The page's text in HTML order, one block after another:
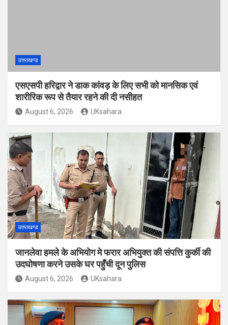
उत्तराखण्ड
एसएसपी हरिद्वार ने डाक कांवड़ के लिए सभी को मानसिक एवं
शारीरिक रूप से तैयार रहने की दी नसीहत
August 6, 2026 UKsahara
उत्तराखण्ड
जानलेवा हमले के अभियोग मे फरार अभियुक्त की संपत्ति कुर्की की
उदघोषणा करने उसके घर पहुँची दून पुलिस
August 6, 2026 UKsahara